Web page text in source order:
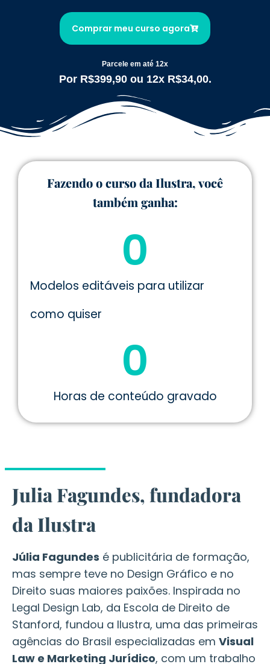
Comprar meu curso agora
Parcele em até 12x
Por R$399,90ou 12x R$34,00.
Julia Fagundes, fundadora
da Ilustra
Júlia Fagundes é publicitária de formação,
mas sempre teve no Design Gráfico e no
Direito suas maiores paixões. Inspirada no
Legal Design Lab, da Escola de Direito de
Stanford, fundou a Ilustra, uma das primeiras
agências do Brasil especializadas em Visual
Law e Marketing Jurídico, com um trabalho
Fazendo o curso da Ilustra, você
também ganha:
Modelos editáveis para utilizar
como quiser
0
Horas de conteúdo gravado
0